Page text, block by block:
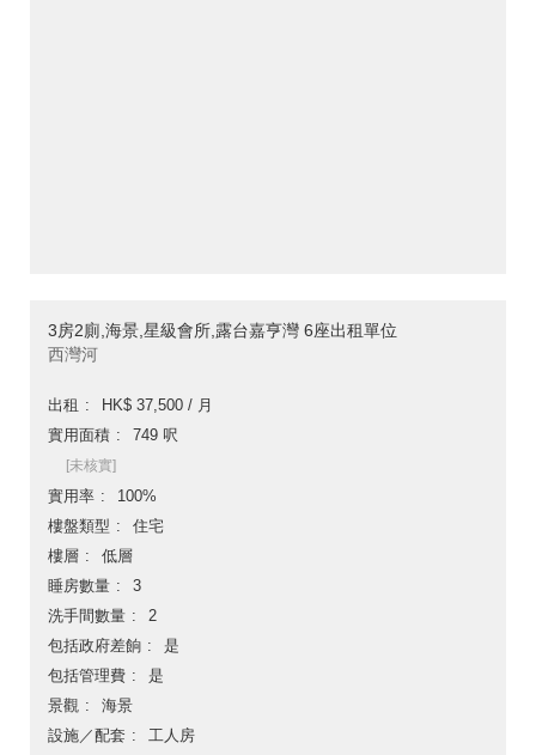
3房2廁,海景,星級會所,露台嘉亨灣 6座出租單位
西灣河
出租
HK$ 37,500 / 月
實用面積
749 呎
[未核實]
實用率
100%
樓盤類型
住宅
樓層
低層
睡房數量
3
洗手間數量
2
包括政府差餉
是
包括管理費
是
景觀
海景
設施／配套
工人房